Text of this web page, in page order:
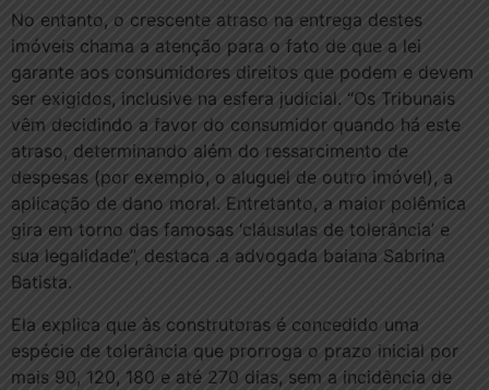
No entanto, o crescente atraso na entrega destes
imóveis chama a atenção para o fato de que a lei
garante aos consumidores direitos que podem e devem
ser exigidos, inclusive na esfera judicial. “Os Tribunais
vêm decidindo a favor do consumidor quando há este
atraso, determinando além do ressarcimento de
despesas (por exemplo, o aluguel de outro imóvel), a
aplicação de dano moral. Entretanto, a maior polêmica
gira em torno das famosas ‘cláusulas de tolerância’ e
sua legalidade”, destaca .a advogada baiana Sabrina
Batista.
Ela explica que às construtoras é concedido uma
espécie de tolerância que prorroga o prazo inicial por
mais 90, 120, 180 e até 270 dias, sem a incidência de